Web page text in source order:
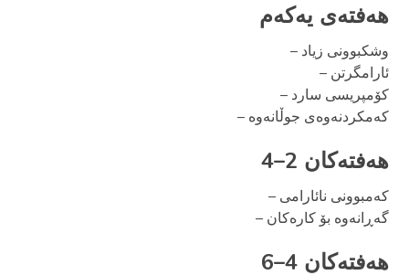
هەفتەی یەکەم
– وشکبوونی زیاد
– ئارامگرتن
– کۆمپریسی سارد
– کەمکردنەوەی جوڵانەوە
هەفتەکان 2–4
– کەمبوونی نائارامی
– گەڕانەوە بۆ کارەکان
هەفتەکان 4–6